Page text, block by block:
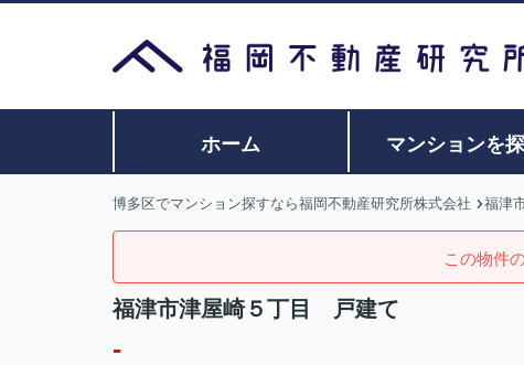
ホーム マンションを
博多区でマンション探すなら福岡不動産研究所株式会社 福津
この物件
福津市津屋崎５丁目 戸建て
-